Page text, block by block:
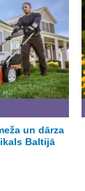
un dārza
Baltijā